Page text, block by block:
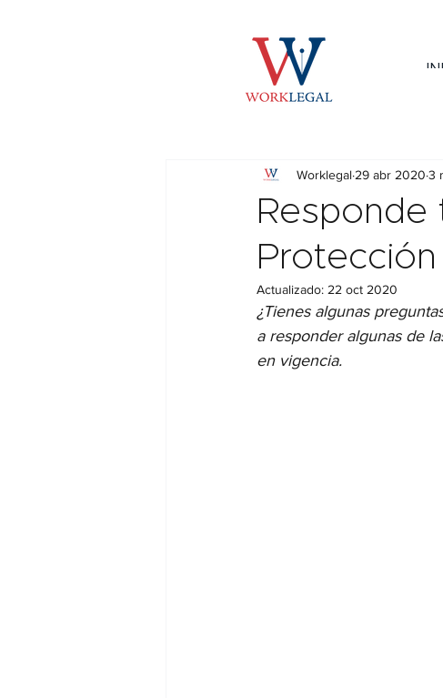
Worklegal 29 abr 2020 3
Actualizado: 22 oct 2020
¿Tienes algunas
a responder algunas de
en vigencia.